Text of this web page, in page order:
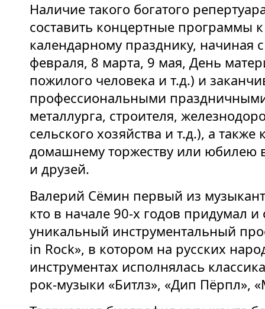
Наличие такого богатого
составить концертные программы
календарному празднику, начиная
февраля, 8 марта, 9 мая, День
пожилого человека и т.д.) и
профессиональными
металлурга, строителя,
сельского хозяйства и т.д.), а
домашнему торжеству или юбилею
и друзей.
Валерий Сёмин первый из
кто в начале 90-х годов придумал и
уникальный инструментальный
in Rock», в котором на русских
инструментах исполнялась
рок-музыки «Битлз», «Дип Пёрпл»,